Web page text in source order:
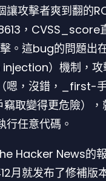
讓攻擊者爽到翻的
，CVSS_score
。這bug的問題出
）機制，攻
嗯，沒錯，_first-
取變得更危險），
行任意代碼。
Hacker News的
月就发布了修補版